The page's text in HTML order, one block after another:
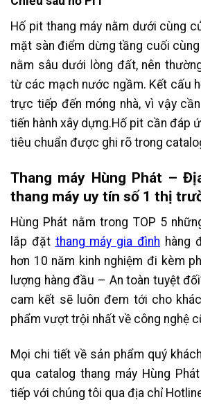
Hố pit thang máy nằm dưới cùng
mặt sàn điểm dừng tầng cuối
nằm sâu dưới lòng đất, nên
từ các mạch nước ngầm. Kết cấu
trực tiếp đến móng nhà, vì vậy
tiến hành xây dựng.Hố pit cần đáp
tiêu chuẩn được ghi rõ trong
Thang máy Hùng Phát –
thang máy uy tín số 1 thị
Hùng Phát nằm trong TOP 5
lắp đặt thang máy gia đình hàng
hơn 10 năm kinh nghiệm đi kèm
lượng hàng đầu – An toàn tuyệt
cam kết sẽ luôn đem tới cho
phẩm vượt trội nhất về công nghệ
Mọi chi tiết về sản phẩm quý
qua catalog thang máy Hùng
tiếp với chúng tôi qua địa chỉ